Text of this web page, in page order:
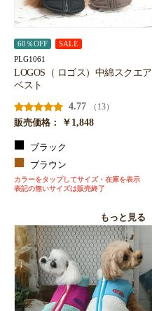
60％OFF SALE
PLG1061
LOGOS（ ロゴス）中綿スクエア
ベスト
4.77
（13）
販売価格：
￥1,848
ブラック
ブラウン
カラーをタップしてサイズ・在庫を表示
表記の無いサイズは販売終了
もっと見る